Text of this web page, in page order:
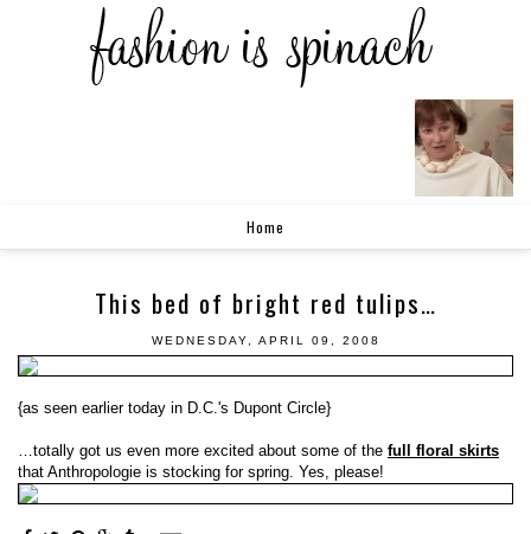
Home
This bed of bright red tulips…
WEDNESDAY, APRIL 09, 2008
{as seen earlier today in D.C.'s Dupont Circle}
…totally got us even more excited about some of the full floral skirts
that Anthropologie is stocking for spring. Yes, please!